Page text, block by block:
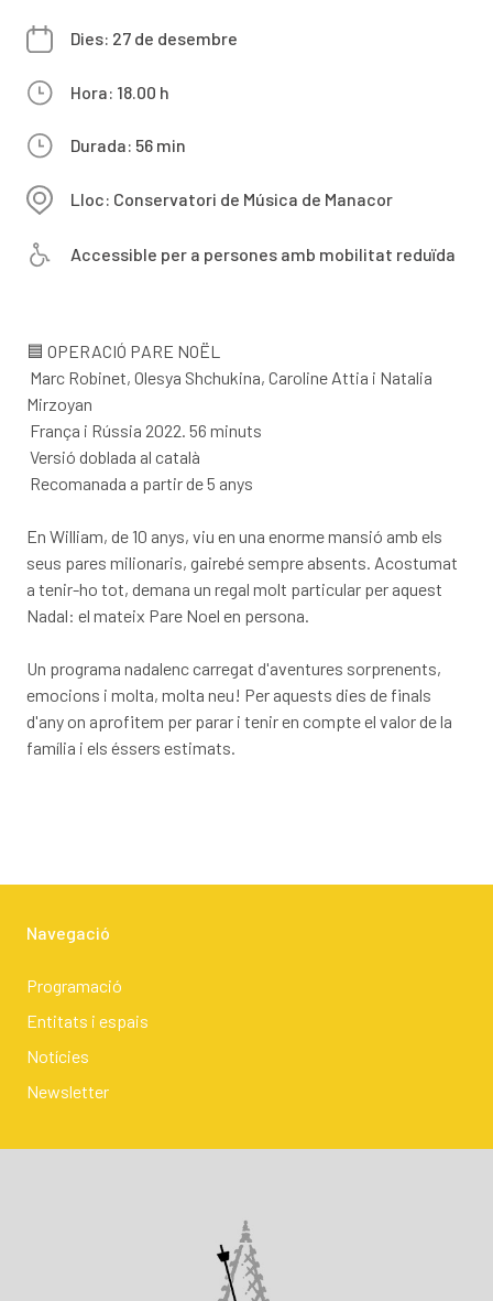
Dies: 27 de desembre
Hora: 18.00 h
Durada: 56 min
Lloc: Conservatori de Música de Manacor
Accessible per a persones amb mobilitat reduïda
🟦 OPERACIÓ PARE NOËL
Marc Robinet, Olesya Shchukina, Caroline Attia i Natalia
Mirzoyan
França i Rússia 2022. 56 minuts
Versió doblada al català
Recomanada a partir de 5 anys
En William, de 10 anys, viu en una enorme mansió amb els
seus pares milionaris, gairebé sempre absents. Acostumat
a tenir-ho tot, demana un regal molt particular per aquest
Nadal: el mateix Pare Noel en persona.
Un programa nadalenc carregat d'aventures sorprenents,
emocions i molta, molta neu! Per aquests dies de finals
d'any on aprofitem per parar i tenir en compte el valor de la
família i els éssers estimats.
Navegació
Programació
Entitats i espais
Notícies
Newsletter